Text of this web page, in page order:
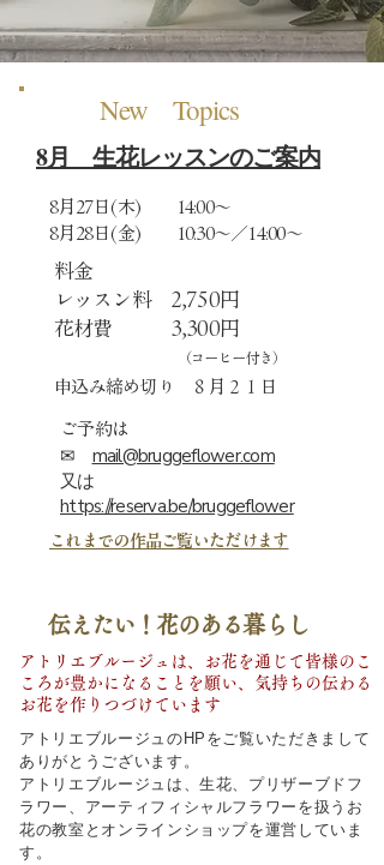
New Topics
​8月 生花レッスンのご案内
​8月27日(木) 14:00～
8月28日(金) 10:30～／14:00～
料金
レッスン料 2,750円
花材費 3,300円
​ （コーヒー付き）
申込み締め切り ８月２１日
ご予約は
​✉ mail@bruggeflower.com
​又は
https://reserva.be/bruggeflower
これまでの作品ご覧いただけます
伝えたい！花のある暮らし
アトリエブルージュは、お花を通じて皆様のこ
ころが豊かになることを願い、気持ちの伝わる
お花を作りつづけています
アトリエブルージュのHPをご覧いただきまして
ありがとうございます。
アトリエブルージュは、生花、プリザーブドフ
ラワー、アーティフィシャルフラワーを扱うお
花の教室とオンラインショップを運営していま
す。